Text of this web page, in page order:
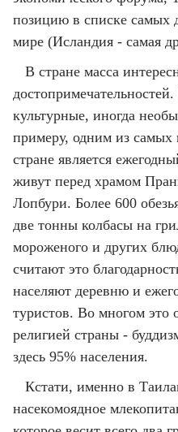
позицию в списке самых
мире (Исландия - самая
В стране масса
культурные, иногда
примеру, одним из
стране является
живут перед храмом
Лопбури. Более 600
две тонны колбасы на
мороженого и других
считают это
населяют деревню и
туристов. Во многом это
религией страны -
здесь 95% населения.
Кстати, именно в
насекомоядное